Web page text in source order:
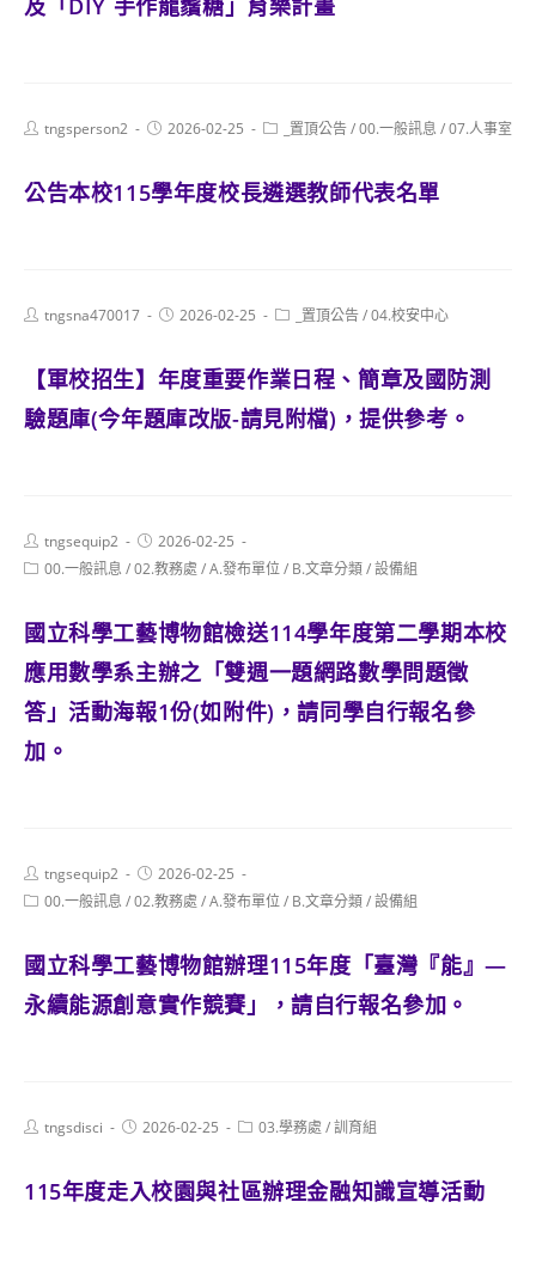
及「DIY 手作龍鬚糖」育樂計畫
Posttngsperson2
Post2026-02-25
Post _置頂公告/00.一般訊息 /07.人事室
公告本校115學年度校長遴選教師代表名單
Posttngsna470017
Post2026-02-25
Post _置頂公告/04.校安中心
【軍校招生】年度重要作業日程、簡章及國防測
驗題庫(今年題庫改版-請見附檔)，提供參考。
Post
author:
tngsequip2
Post
published:
2026-02-25
Post00.一般訊息 /02.教務處 /A.發布單位/ B.文章分類/設備組
國立科學工藝博物館檢送114學年度第二學期本校
應用數學系主辦之「雙週一題網路數學問題徵
答」活動海報1份(如附件)，請同學自行報名參
加。
Post
author:
tngsequip2
Post
published:
2026-02-25
Post00.一般訊息 /02.教務處 /A.發布單位/ B.文章分類/設備組
國立科學工藝博物館辦理115年度「臺灣『能』―
永續能源創意實作競賽」，請自行報名參加。
Posttngsdisci
Post2026-02-25
Post03.學務處 /訓育組
115年度走入校園與社區辦理金融知識宣導活動